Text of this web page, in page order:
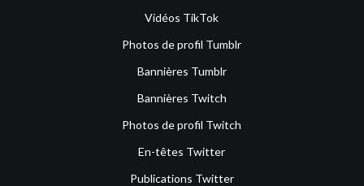
Vidéos TikTok
Photos de profil Tumblr
Bannières Tumblr
Bannières Twitch
Photos de profil Twitch
En-têtes Twitter
Publications Twitter